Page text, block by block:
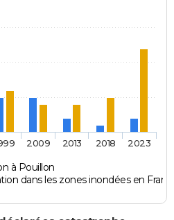
à Pouillon
dans les zones inondées en
2009 2013 2018 2023